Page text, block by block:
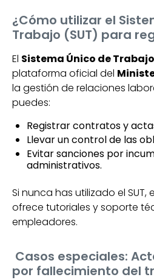
¿Cómo utilizar el
Trabajo (SUT) para
El Sistema Único de
plataforma oficial del
la gestión de relaciones
puedes:
Registrar contratos y
Llevar un control de las
Evitar sanciones por
administrativos.
Si nunca has utilizado el SUT,
ofrece tutoriales y soporte
empleadores.
Casos especiales:
por fallecimiento del